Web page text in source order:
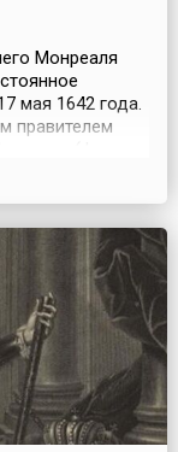
Монреаля
мая 1642 года.
правителем